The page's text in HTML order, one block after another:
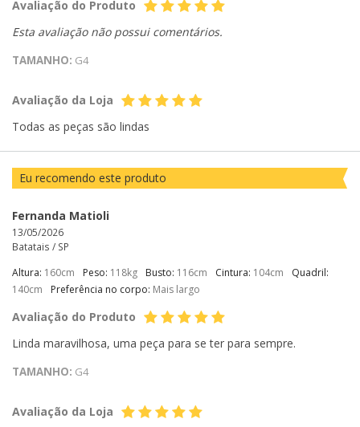
Avaliação do Produto
Esta avaliação não possui comentários.
TAMANHO: G4
Avaliação da Loja
Todas as peças são lindas
Eu recomendo este produto
Fernanda Matioli
13/05/2026
Batatais / SP
Altura: 160cm Peso: 118kg Busto: 116cm Cintura: 104cm
Quadril:
140cm
Preferência no corpo: Mais largo
Avaliação do Produto
Linda maravilhosa, uma peça para se ter para sempre.
TAMANHO: G4
Avaliação da Loja